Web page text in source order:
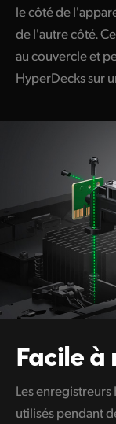
le côté de
de l'autre côté.
au couvercle et
HyperDecks sur
Facile
Les
utilisés pendant